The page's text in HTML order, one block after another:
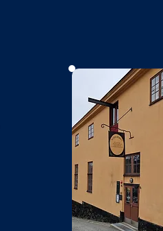
Bild saknas